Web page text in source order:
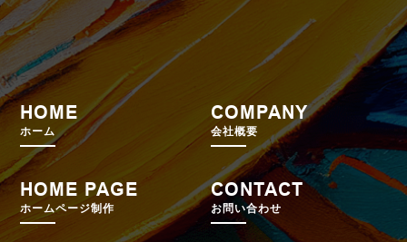
HOME
ホーム
HOME PAGE
ホームページ制作
COMPANY
会社概要
CONTACT
お問い合わせ